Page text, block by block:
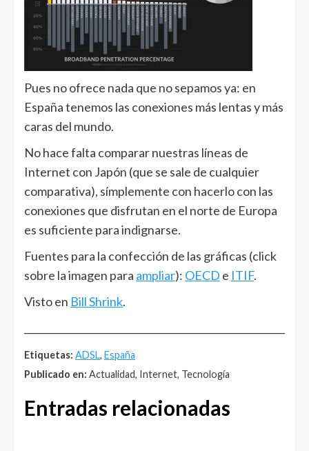
Pues no ofrece nada que no sepamos ya: en
España tenemos las conexiones más lentas y más
caras del mundo.
No hace falta comparar nuestras líneas de
Internet con Japón (que se sale de cualquier
comparativa), símplemente con hacerlo con las
conexiones que disfrutan en el norte de Europa
es suficiente para indignarse.
Fuentes para la confección de las gráficas (click
sobre la imagen para ampliar): OECD e ITIF.
Visto en Bill Shrink.
Etiquetas: ADSL, España
Publicado en: Actualidad, Internet, Tecnología
Entradas relacionadas